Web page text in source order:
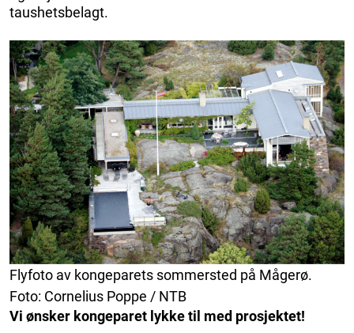
taushetsbelagt.
Flyfoto av kongeparets sommersted på Mågerø.
Foto: Cornelius Poppe / NTB
Vi ønsker kongeparet lykke til med prosjektet!